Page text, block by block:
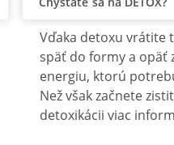
Vďaka detoxu vrátite
späť do formy a opäť
energiu, ktorú
Než však začnete
detoxikácii viac